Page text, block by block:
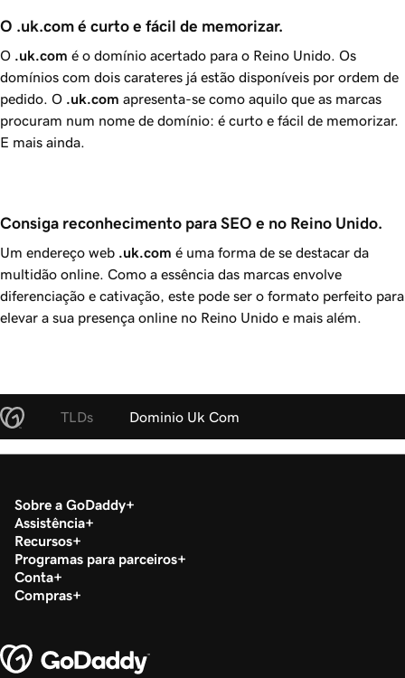
O .uk.com é curto e fácil de memorizar.
O .uk.com é o domínio acertado para o Reino Unido. Os
domínios com dois carateres já estão disponíveis por ordem de
pedido. O .uk.com apresenta-se como aquilo que as marcas
procuram num nome de domínio: é curto e fácil de memorizar.
E mais ainda.
Consiga reconhecimento para SEO e no Reino Unido.
Um endereço web .uk.com é uma forma de se destacar da
multidão online. Como a essência das marcas envolve
diferenciação e cativação, este pode ser o formato perfeito para
elevar a sua presença online no Reino Unido e mais além.
TLDs Dominio Uk Com
Sobre a GoDaddy
Assistência
Recursos
Programas para parceiros
Conta
Compras